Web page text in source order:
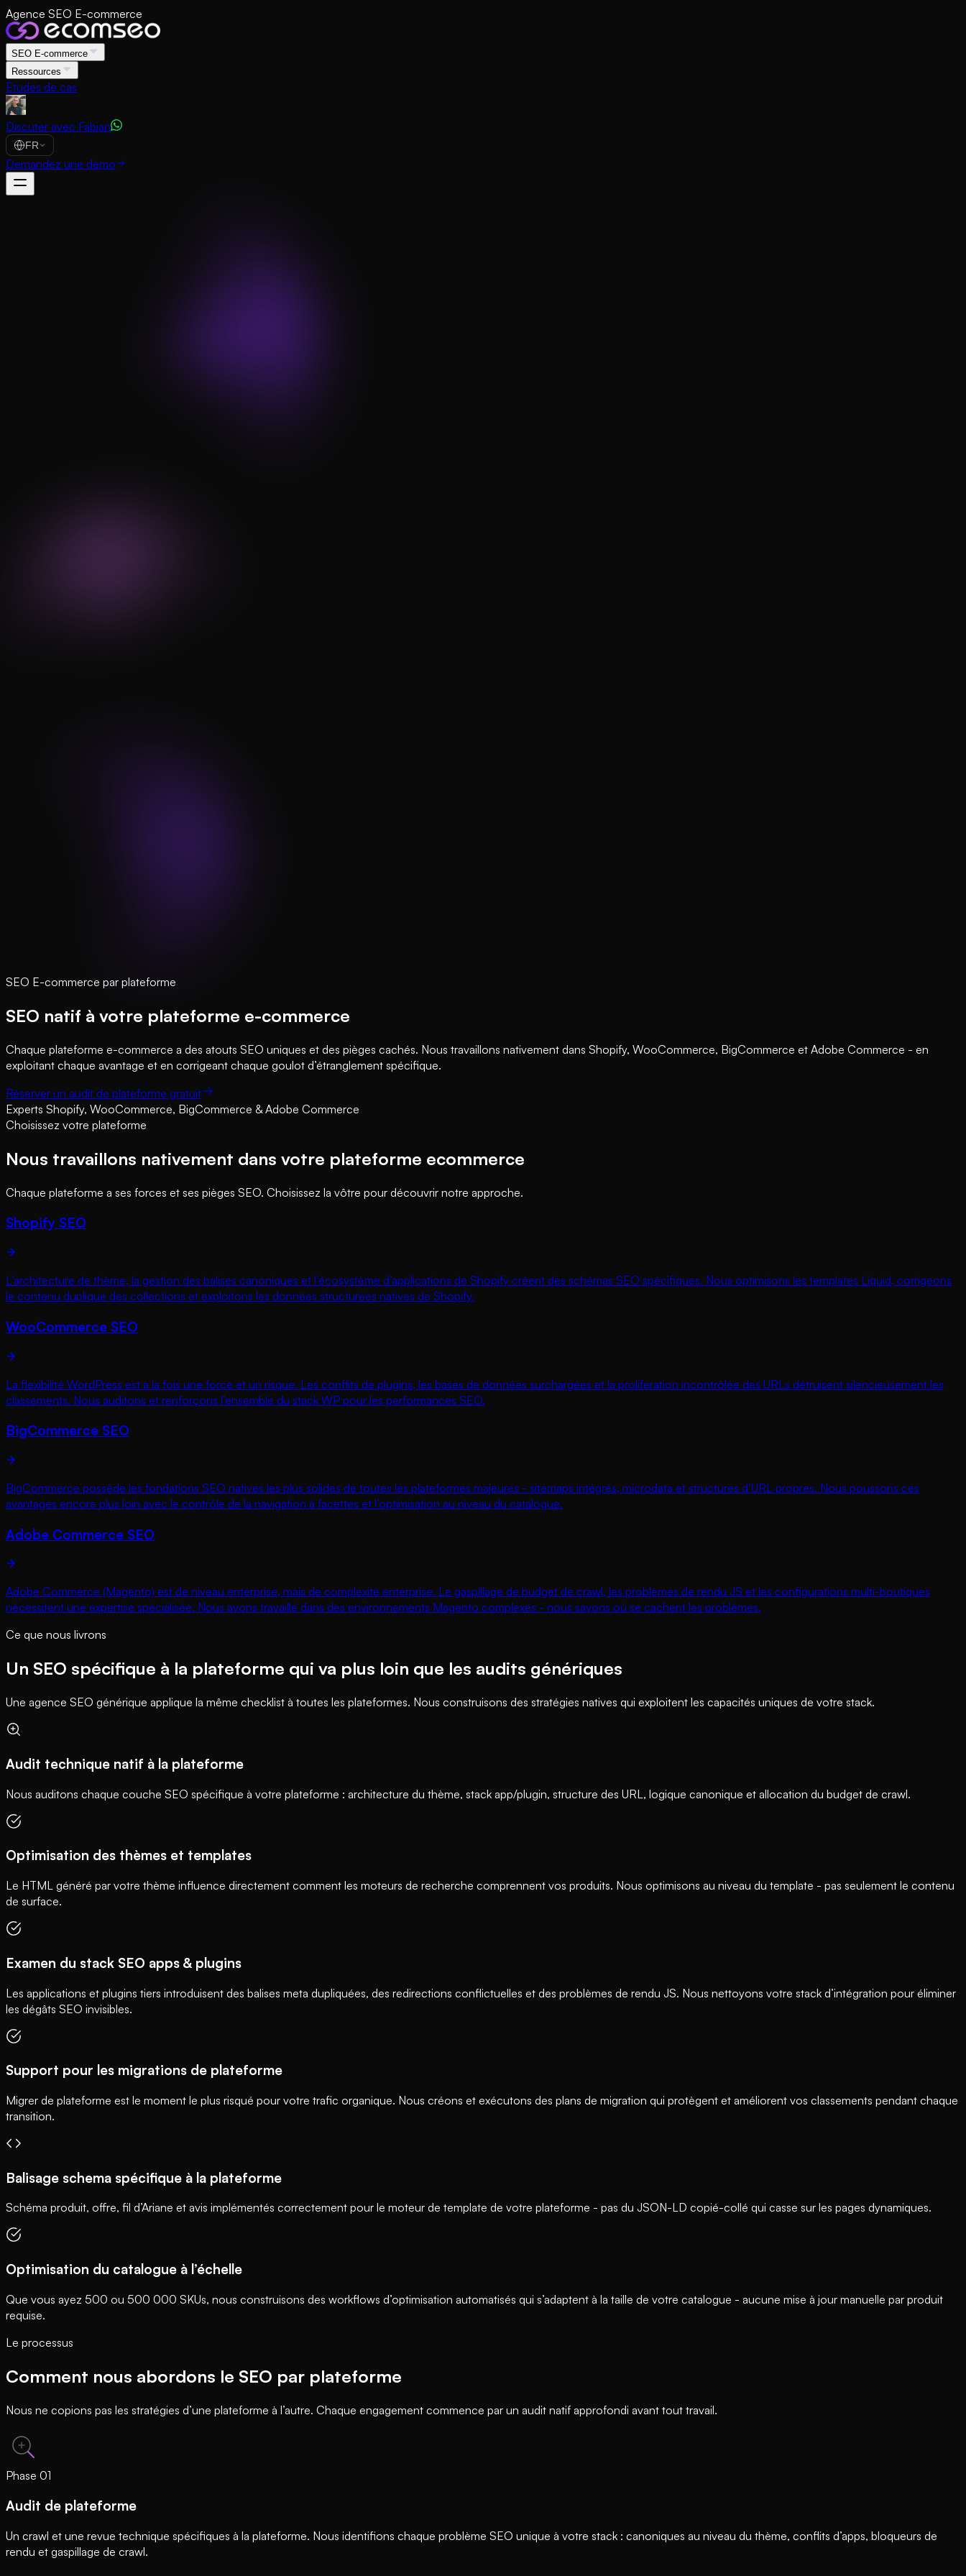
Agence SEO E-commerce
SEO E-commerce
Ressources
Études de cas
Discuter avec Fabian
FR
Demandez une démo
SEO E-commerce par plateforme
SEO natif à votre plateforme e-commerce
Chaque plateforme e-commerce a des atouts SEO uniques et des pièges cachés. Nous travaillons nativement dans Shopify, WooCommerce, BigCommerce et Adobe Commerce - en
exploitant chaque avantage et en corrigeant chaque goulot d’étranglement spécifique.
Réserver un audit de plateforme gratuit
Experts Shopify, WooCommerce, BigCommerce & Adobe Commerce
Choisissez votre plateforme
Nous travaillons nativement dans votre plateforme ecommerce
Chaque plateforme a ses forces et ses pièges SEO. Choisissez la vôtre pour découvrir notre approche.
Shopify SEO
L’architecture de thème, la gestion des balises canoniques et l’écosystème d’applications de Shopify créent des schémas SEO spécifiques. Nous optimisons les templates Liquid, corrigeons
le contenu dupliqué des collections et exploitons les données structurées natives de Shopify.
WooCommerce SEO
La flexibilité WordPress est à la fois une force et un risque. Les conflits de plugins, les bases de données surchargées et la proliferation incontrôlée des URLs détruisent silencieusement les
classements. Nous auditons et renforçons l’ensemble du stack WP pour les performances SEO.
BigCommerce SEO
BigCommerce possède les fondations SEO natives les plus solides de toutes les plateformes majeures - sitemaps intégrés, microdata et structures d’URL propres. Nous poussons ces
avantages encore plus loin avec le contrôle de la navigation à facettes et l’optimisation au niveau du catalogue.
Adobe Commerce SEO
Adobe Commerce (Magento) est de niveau enterprise, mais de complexité enterprise. Le gaspillage de budget de crawl, les problèmes de rendu JS et les configurations multi-boutiques
nécessitent une expertise spécialisée. Nous avons travaillé dans des environnements Magento complexes - nous savons où se cachent les problèmes.
Ce que nous livrons
Un SEO spécifique à la plateforme qui va plus loin que les audits génériques
Une agence SEO générique applique la même checklist à toutes les plateformes. Nous construisons des stratégies natives qui exploitent les capacités uniques de votre stack.
Audit technique natif à la plateforme
Nous auditons chaque couche SEO spécifique à votre plateforme : architecture du thème, stack app/plugin, structure des URL, logique canonique et allocation du budget de crawl.
Optimisation des thèmes et templates
Le HTML généré par votre thème influence directement comment les moteurs de recherche comprennent vos produits. Nous optimisons au niveau du template - pas seulement le contenu
de surface.
Examen du stack SEO apps & plugins
Les applications et plugins tiers introduisent des balises meta dupliquées, des redirections conflictuelles et des problèmes de rendu JS. Nous nettoyons votre stack d’intégration pour éliminer
les dégâts SEO invisibles.
Support pour les migrations de plateforme
Migrer de plateforme est le moment le plus risqué pour votre trafic organique. Nous créons et exécutons des plans de migration qui protègent et améliorent vos classements pendant chaque
transition.
Balisage schema spécifique à la plateforme
Schéma produit, offre, fil d’Ariane et avis implémentés correctement pour le moteur de template de votre plateforme - pas du JSON-LD copié-collé qui casse sur les pages dynamiques.
Optimisation du catalogue à l’échelle
Que vous ayez 500 ou 500 000 SKUs, nous construisons des workflows d’optimisation automatisés qui s’adaptent à la taille de votre catalogue - aucune mise à jour manuelle par produit
requise.
Le processus
Comment nous abordons le SEO par plateforme
Nous ne copions pas les stratégies d’une plateforme à l’autre. Chaque engagement commence par un audit natif approfondi avant tout travail.
Phase 01
Audit de plateforme
Un crawl et une revue technique spécifiques à la plateforme. Nous identifions chaque problème SEO unique à votre stack : canoniques au niveau du thème, conflits d’apps, bloqueurs de
rendu et gaspillage de crawl.